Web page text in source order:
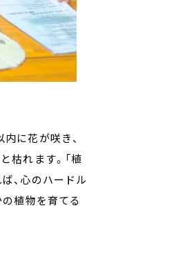
に花が咲き、
枯れます。「植
、心のハードル
の植物を育てる